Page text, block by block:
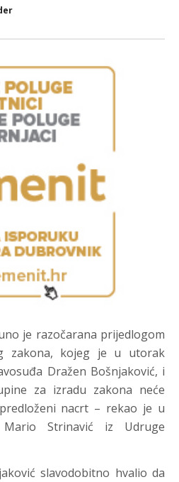
je razočarana prijedlogom
zakona, kojeg je u utorak
Dražen Bošnjaković, i
za izradu zakona neće
nacrt – rekao je u
Strinavić iz Udruge
slavodobitno hvalio da